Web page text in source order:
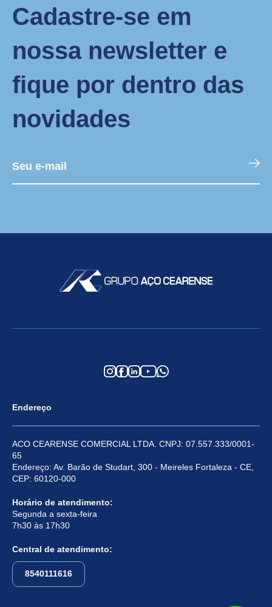
Cadastre-se em
nossa newsletter e
fique por dentro das
novidades
Endereço
ACO CEARENSE COMERCIAL LTDA. CNPJ: 07.557.333/0001-
65
Endereço: Av. Barão de Studart, 300 - Meireles Fortaleza - CE,
CEP: 60120-000
Horário de atendimento:
Segunda a sexta-feira
7h30 às 17h30
Central de atendimento:
8540111616